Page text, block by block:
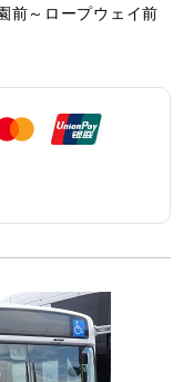
前～ロープウェイ前